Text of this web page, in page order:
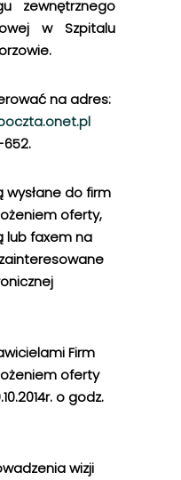
zewnętrznego
w Szpitalu
na adres:
wysłane do firm
oferty,
lub faxem na
Firm
oferty
o godz.
wizji